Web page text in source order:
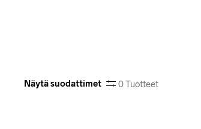
Näytä suodattimet 0Tuotteet